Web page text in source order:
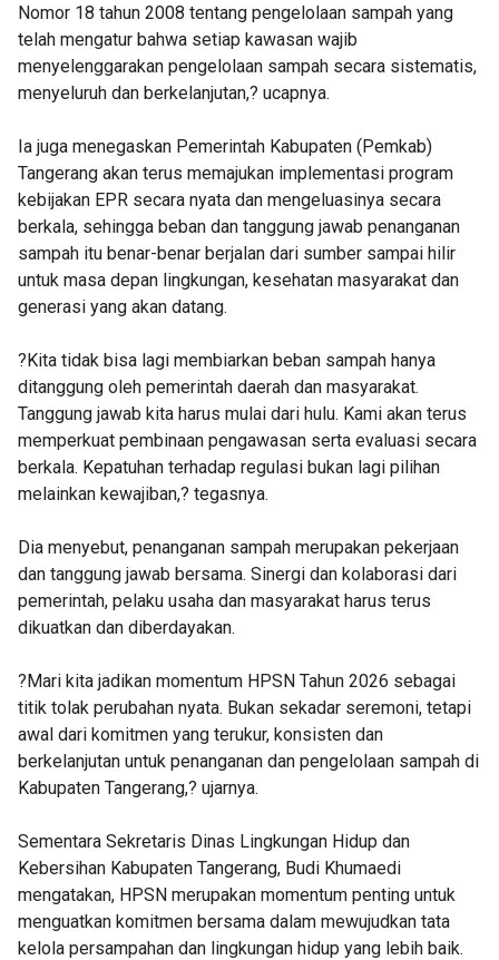
Nomor 18 tahun 2008 tentang pengelolaan sampah yang
telah mengatur bahwa setiap kawasan wajib
menyelenggarakan pengelolaan sampah secara sistematis,
menyeluruh dan berkelanjutan,? ucapnya.
Ia juga menegaskan Pemerintah Kabupaten (Pemkab)
Tangerang akan terus memajukan implementasi program
kebijakan EPR secara nyata dan mengeluasinya secara
berkala, sehingga beban dan tanggung jawab penanganan
sampah itu benar-benar berjalan dari sumber sampai hilir
untuk masa depan lingkungan, kesehatan masyarakat dan
generasi yang akan datang.
?Kita tidak bisa lagi membiarkan beban sampah hanya
ditanggung oleh pemerintah daerah dan masyarakat.
Tanggung jawab kita harus mulai dari hulu. Kami akan terus
memperkuat pembinaan pengawasan serta evaluasi secara
berkala. Kepatuhan terhadap regulasi bukan lagi pilihan
melainkan kewajiban,? tegasnya.
Dia menyebut, penanganan sampah merupakan pekerjaan
dan tanggung jawab bersama. Sinergi dan kolaborasi dari
pemerintah, pelaku usaha dan masyarakat harus terus
dikuatkan dan diberdayakan.
?Mari kita jadikan momentum HPSN Tahun 2026 sebagai
titik tolak perubahan nyata. Bukan sekadar seremoni, tetapi
awal dari komitmen yang terukur, konsisten dan
berkelanjutan untuk penanganan dan pengelolaan sampah di
Kabupaten Tangerang,? ujarnya.
Sementara Sekretaris Dinas Lingkungan Hidup dan
Kebersihan Kabupaten Tangerang, Budi Khumaedi
mengatakan, HPSN merupakan momentum penting untuk
menguatkan komitmen bersama dalam mewujudkan tata
kelola persampahan dan lingkungan hidup yang lebih baik.